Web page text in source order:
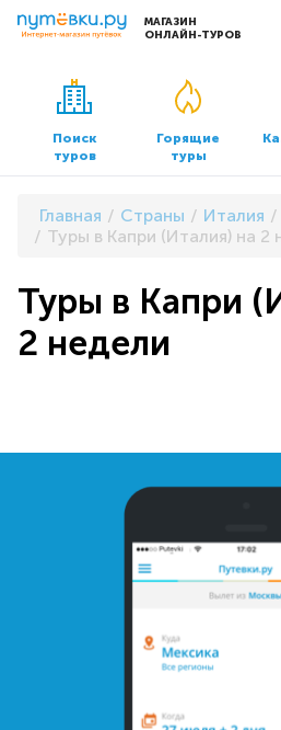
МАГАЗИН
ОНЛАЙН-ТУРОВ
Сервисы
Бронирование отелей
Трансфер
О
О
Поиск
туров
Горящие
туры
Главная Страны Италия
Туры в Капри (Италия) на 2
Туры в Капри
2 недели